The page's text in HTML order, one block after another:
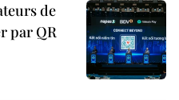
de
par QR